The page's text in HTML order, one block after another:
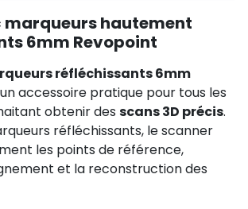
marqueurs hautement
6mm Revopoint
réfléchissants 6mm
accessoire pratique pour tous les
obtenir des scans 3D précis.
réfléchissants, le scanner
les points de référence,
et la reconstruction des